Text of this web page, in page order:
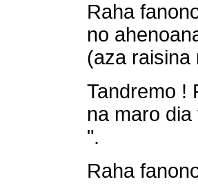
Raha
no
(aza raisina
Tandremo !
na maro
".
Raha